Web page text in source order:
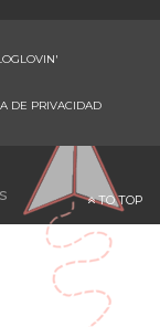
DE PRIVACIDAD
TO TOP